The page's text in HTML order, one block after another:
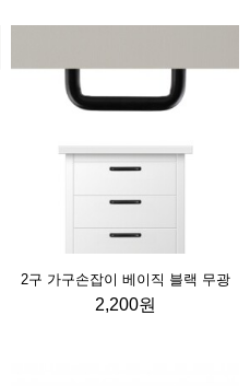
2구 가구손잡이 베이직 블랙 무광
2,200원